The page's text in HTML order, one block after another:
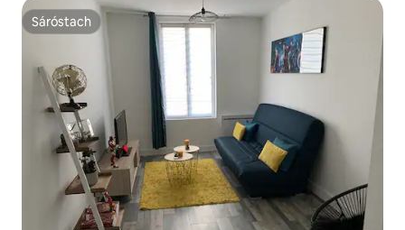
Sáróstach
Sáróstach